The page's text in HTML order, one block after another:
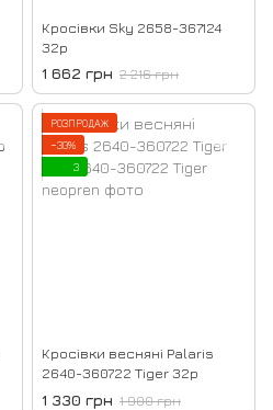
Кросівки Sky 2658-367124
32р
1 662 грн 2 216 грн
РОЗПРОДАЖ
−30%
3
Кросівки весняні Palaris
2640-360722 Tiger 32р
1 330 грн 1 900 грн